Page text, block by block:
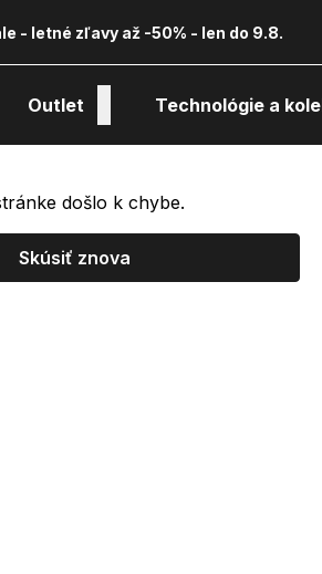
- letné zľavy až -50% - len do 9.8.
Outlet Technológie a
došlo k chybe.
Skúsiť znova